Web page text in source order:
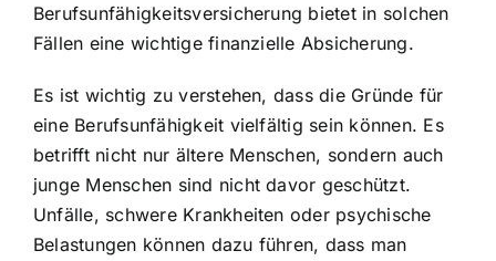
Berufsunfähigkeitsversicherung bietet in solchen
Fällen eine wichtige finanzielle Absicherung.
Es ist wichtig zu verstehen, dass die Gründe für
eine Berufsunfähigkeit vielfältig sein können. Es
betrifft nicht nur ältere Menschen, sondern auch
junge Menschen sind nicht davor geschützt.
Unfälle, schwere Krankheiten oder psychische
Belastungen können dazu führen, dass man